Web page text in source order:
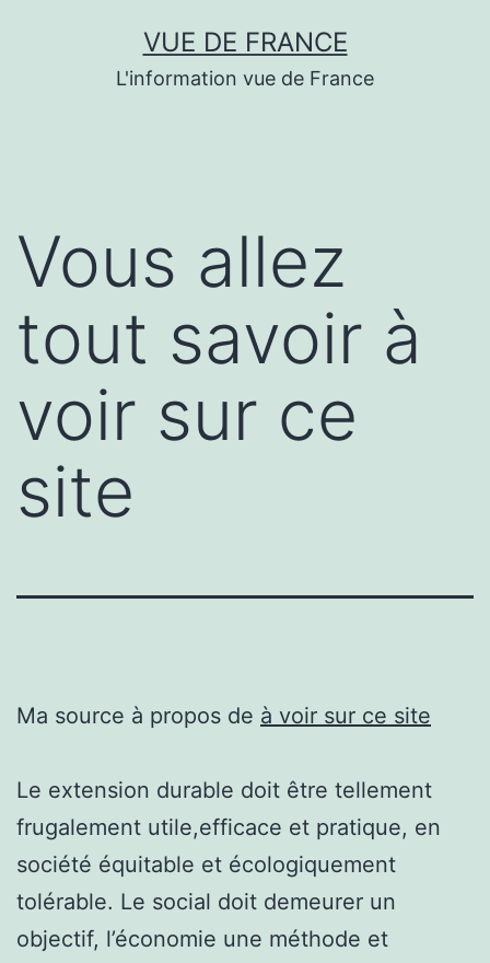
VUE DE FRANCE
L'information vue de France
Vous allez
tout savoir à
voir sur ce
site
Ma source à propos de à voir sur ce site
Le extension durable doit être tellement
frugalement utile,efficace et pratique, en
société équitable et écologiquement
tolérable. Le social doit demeurer un
objectif, l’économie une méthode et